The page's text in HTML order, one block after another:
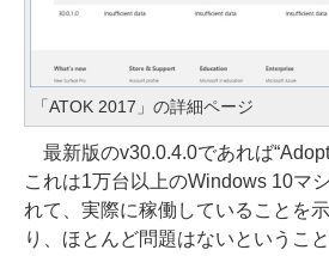
「ATOK 2017」の詳細ページ
最新版のv30.0.4.0であれば
これは1万台以上のWindows 10マ
れて、実際に稼働していることを
り、ほとんど問題はないというこ